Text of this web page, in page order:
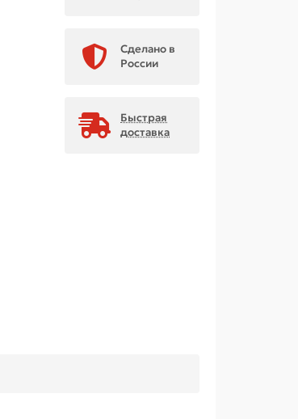
Сделано в
России
Быстрая
доставка